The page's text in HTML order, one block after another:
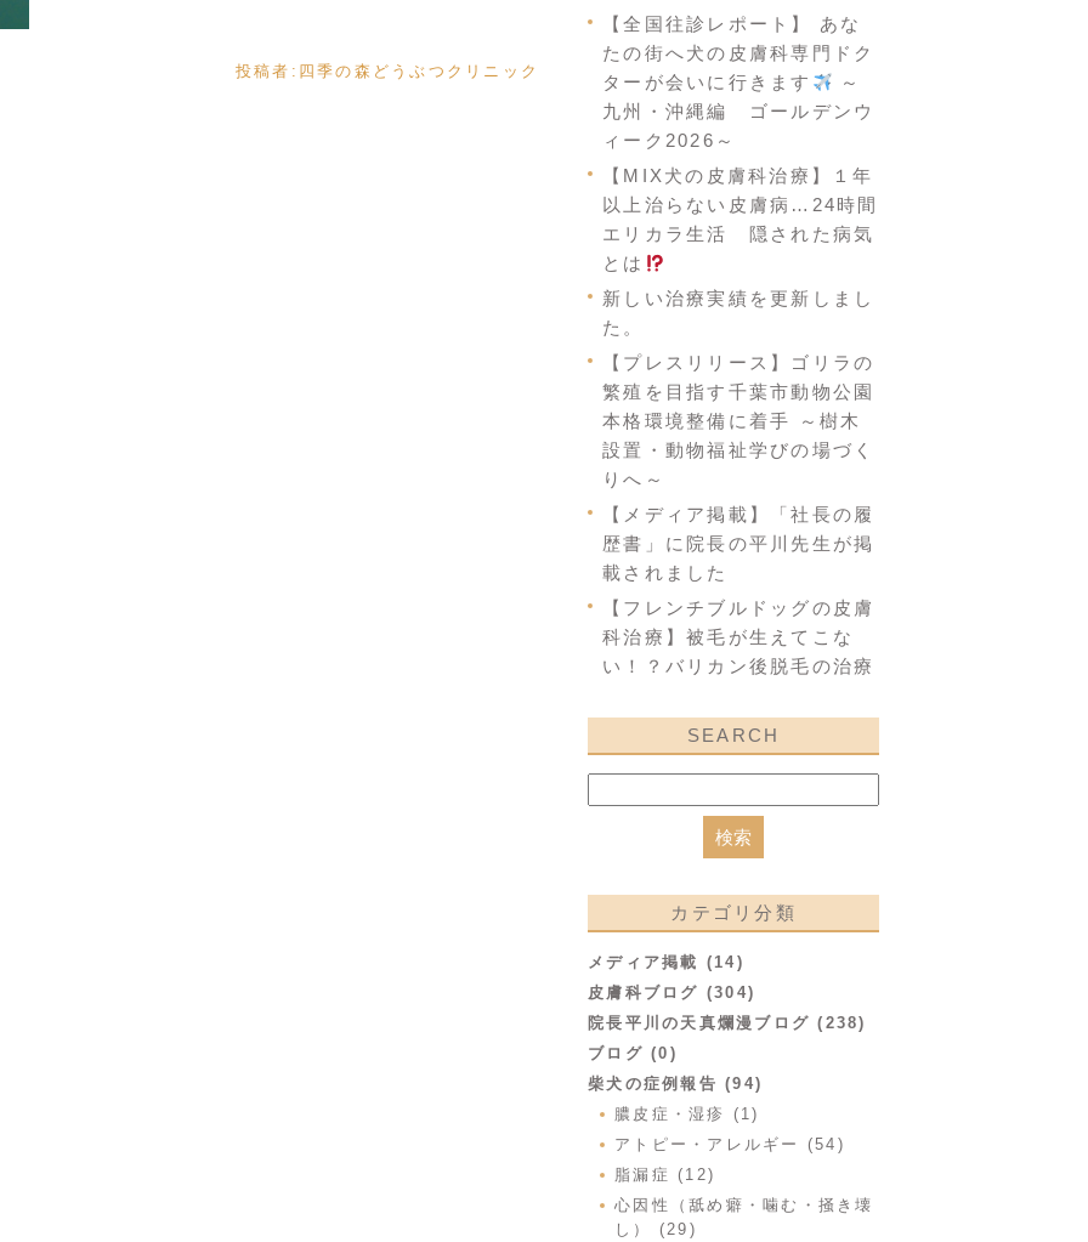
投稿者: 四季の森どうぶつクリニック
【全国往診レポート】 あな
たの街へ犬の皮膚科専門ドク
ターが会いに行きます
～
九州・沖縄編 ゴールデンウ
ィーク2026～
【MIX犬の皮膚科治療】１年
以上治らない皮膚病…24時間
エリカラ生活 隠された病気
とは
新しい治療実績を更新しまし
た。
【プレスリリース】ゴリラの
繁殖を目指す千葉市動物公園
本格環境整備に着手 ～樹木
設置・動物福祉学びの場づく
りへ～
【メディア掲載】「社長の履
歴書」に院長の平川先生が掲
載されました
【フレンチブルドッグの皮膚
科治療】被毛が生えてこな
い！？バリカン後脱毛の治療
SEARCH
カテゴリ分類
メディア掲載 (14)
皮膚科ブログ (304)
院長平川の天真爛漫ブログ (238)
ブログ (0)
柴犬の症例報告 (94)
膿皮症・湿疹 (1)
アトピー・アレルギー (54)
脂漏症 (12)
心因性（舐め癖・噛む・掻き壊
し） (29)